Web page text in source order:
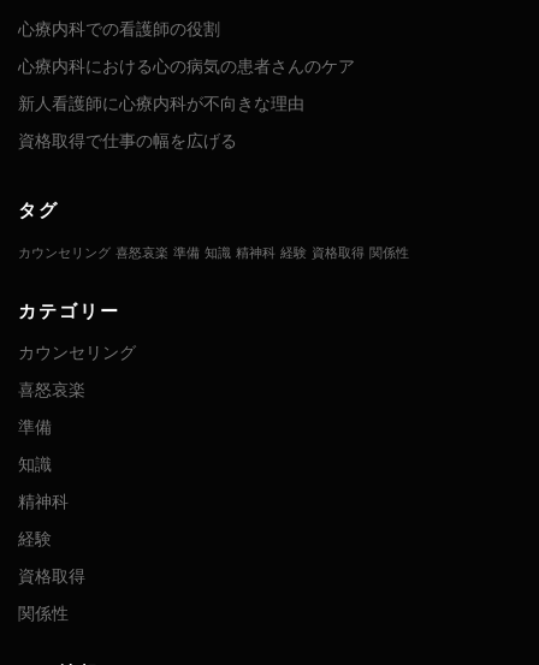
心療内科での看護師の役割
心療内科における心の病気の患者さんのケア
新人看護師に心療内科が不向きな理由
資格取得で仕事の幅を広げる
タグ
カウンセリング 喜怒哀楽 準備 知識 精神科 経験 資格取得 関係性
カテゴリー
カウンセリング
喜怒哀楽
準備
知識
精神科
経験
資格取得
関係性